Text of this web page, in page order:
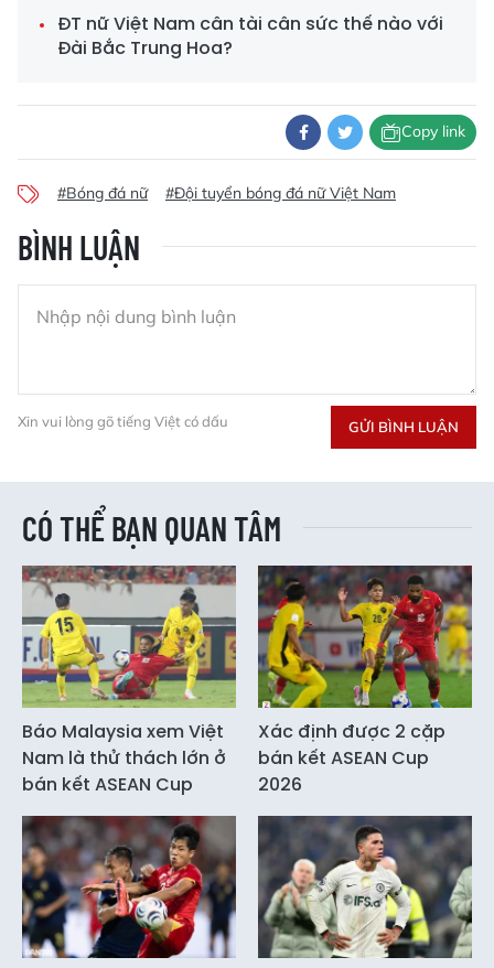
ĐT nữ Việt Nam cân tài cân sức thế nào với
Đài Bắc Trung Hoa?
Copy link
#Bóng đá nữ #Đội tuyển bóng đá nữ Việt Nam
BÌNH LUẬN
Xin vui lòng gõ tiếng Việt có dấu GỬI BÌNH LUẬN
CÓ THỂ BẠN QUAN TÂM
Báo Malaysia xem Việt
Nam là thử thách lớn ở
bán kết ASEAN Cup
Xác định được 2 cặp
bán kết ASEAN Cup
2026